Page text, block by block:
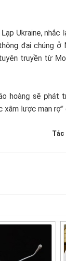
Ukraine, nhắc
đại chúng
truyền từ
hoàng sẽ phát
lược man rợ”
Tác